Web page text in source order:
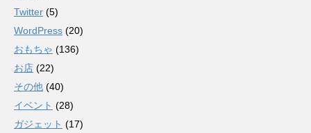
Twitter (5)
WordPress (20)
おもちゃ (136)
お店 (22)
その他 (40)
イベント (28)
ガジェット (17)